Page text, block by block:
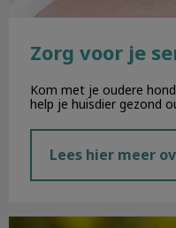
Zorg voor je
Kom met je oudere
help je huisdier gezond
Lees hier meer